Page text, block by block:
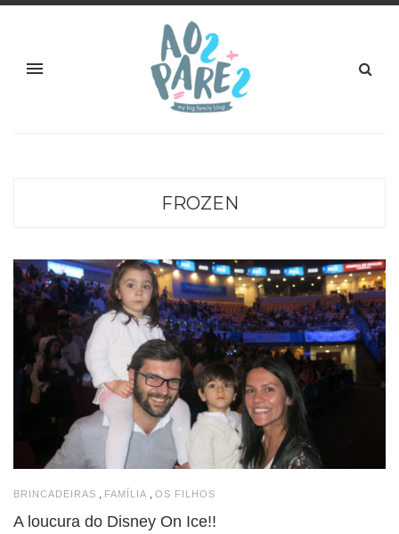
FROZEN
BRINCADEIRAS FAMÍLIA OS FILHOS
A loucura do Disney On Ice!!